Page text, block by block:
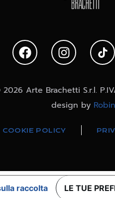
Arte Brachetti S.r.l.
design by Robin
COOKIE POLICY
raccolta LE TUE